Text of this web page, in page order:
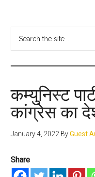
Socio-
Cultural
Studies
कम्युनिस्ट
कांग्रेस का
January 4, 2022 ByGuest
Share